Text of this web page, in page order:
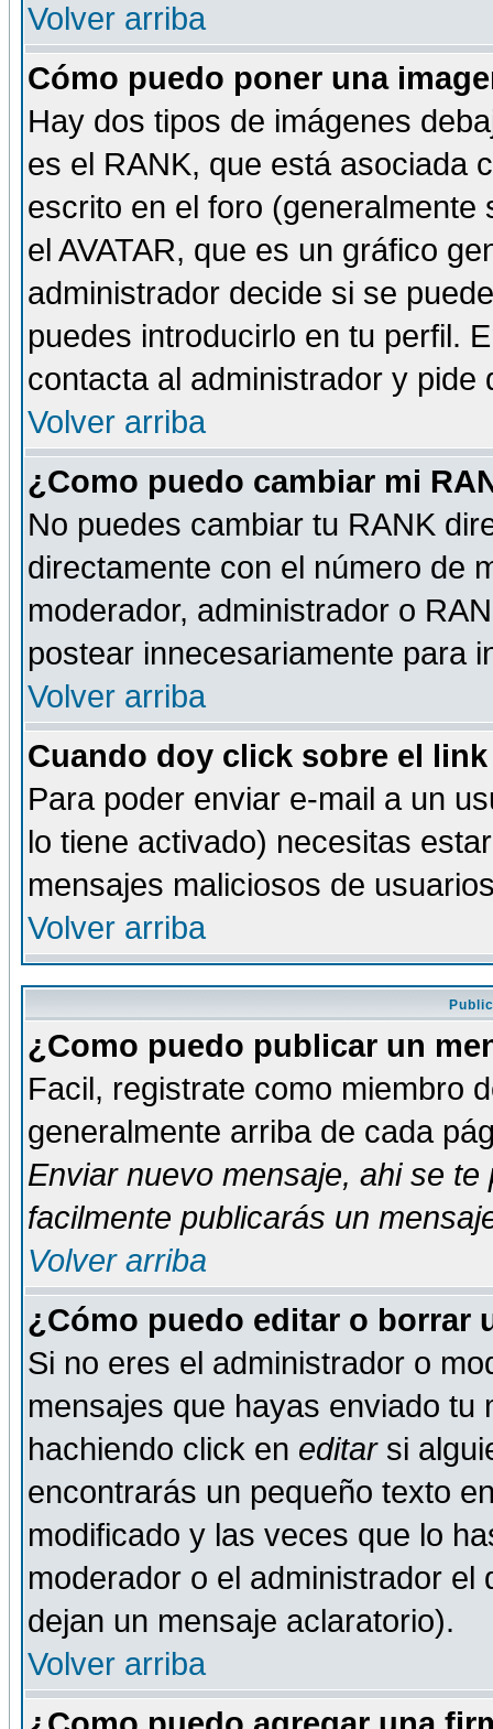
Volver arriba
Cómo puedo poner una
Hay dos tipos de imágenes
es el RANK, que está asociada
escrito en el foro
el AVATAR, que es un gráfico
administrador decide si se
puedes introducirlo en tu perfil.
contacta al administrador y
Volver arriba
¿Como puedo cambiar mi
No puedes cambiar tu RANK
directamente con el número de
moderador, administrador o
postear innecesariamente para
Volver arriba
Cuando doy click sobre el
Para poder enviar e-mail a un
lo tiene activado) necesitas
mensajes maliciosos de
Volver arriba
¿Como puedo publicar un
Facil, registrate como miembro
generalmente arriba de cada
Enviar nuevo mensaje, ahi se te
facilmente publicarás un
Volver arriba
¿Cómo puedo editar o borrar
Si no eres el administrador o
mensajes que hayas enviado tu
hachiendo click en editarsi
encontrarás un pequeño texto
modificado y las veces que lo
moderador o el administrador
dejan un mensaje aclaratorio).
Volver arriba